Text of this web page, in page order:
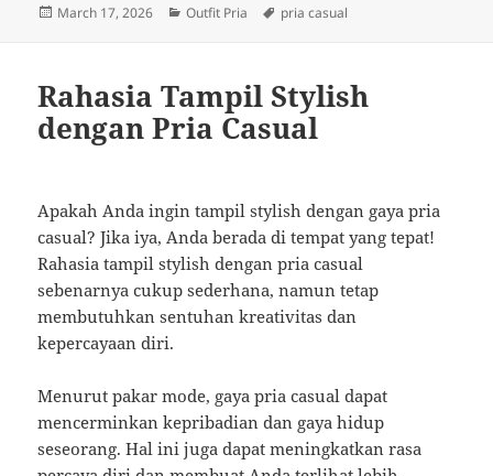
Posted
March 17, 2026 Categories
Outfit Pria Tags
pria casual
Rahasia Tampil Stylish
dengan Pria Casual
Apakah Anda ingin tampil stylish dengan gaya pria
casual? Jika iya, Anda berada di tempat yang tepat!
Rahasia tampil stylish dengan pria casual
sebenarnya cukup sederhana, namun tetap
membutuhkan sentuhan kreativitas dan
kepercayaan diri.
Menurut pakar mode, gaya pria casual dapat
mencerminkan kepribadian dan gaya hidup
seseorang. Hal ini juga dapat meningkatkan rasa